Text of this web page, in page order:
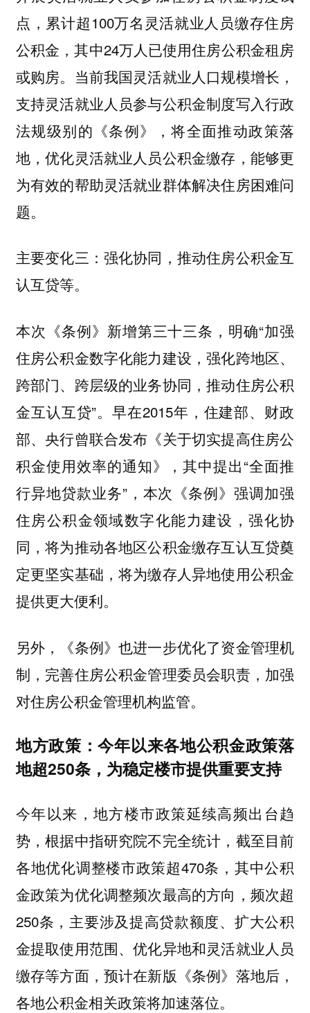
点，累计超100万名灵活就业人员缴存住房
公积金，其中24万人已使用住房公积金租房
或购房。当前我国灵活就业人口规模增长，
支持灵活就业人员参与公积金制度写入行政
法规级别的《条例》，将全面推动政策落
地，优化灵活就业人员公积金缴存，能够更
为有效的帮助灵活就业群体解决住房困难问
题。
主要变化三：强化协同，推动住房公积金互
认互贷等。
本次《条例》新增第三十三条，明确“加强
住房公积金数字化能力建设，强化跨地区、
跨部门、跨层级的业务协同，推动住房公积
金互认互贷”。早在2015年，住建部、财政
部、央行曾联合发布《关于切实提高住房公
积金使用效率的通知》，其中提出“全面推
行异地贷款业务”，本次《条例》强调加强
住房公积金领域数字化能力建设，强化协
同，将为推动各地区公积金缴存互认互贷奠
定更坚实基础，将为缴存人异地使用公积金
提供更大便利。
另外，《条例》也进一步优化了资金管理机
制，完善住房公积金管理委员会职责，加强
对住房公积金管理机构监管。
地方政策：今年以来各地公积金政策落
地超250条，为稳定楼市提供重要支持
今年以来，地方楼市政策延续高频出台趋
势，根据中指研究院不完全统计，截至目前
各地优化调整楼市政策超470条，其中公积
金政策为优化调整频次最高的方向，频次超
250条，主要涉及提高贷款额度、扩大公积
金提取使用范围、优化异地和灵活就业人员
缴存等方面，预计在新版《条例》落地后，
各地公积金相关政策将加速落位。